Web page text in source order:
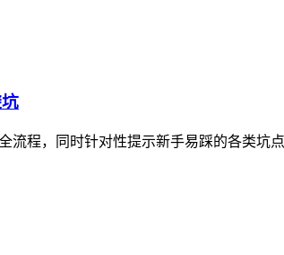
程，同时针对性提示新手易踩的各类坑